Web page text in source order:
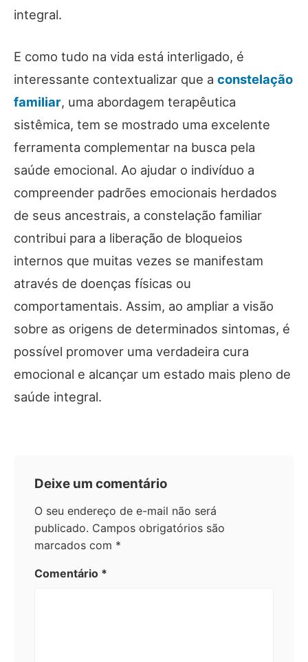
integral.
E como tudo na vida está interligado, é
interessante contextualizar que a constelação
familiar, uma abordagem terapêutica
sistêmica, tem se mostrado uma excelente
ferramenta complementar na busca pela
saúde emocional. Ao ajudar o indivíduo a
compreender padrões emocionais herdados
de seus ancestrais, a constelação familiar
contribui para a liberação de bloqueios
internos que muitas vezes se manifestam
através de doenças físicas ou
comportamentais. Assim, ao ampliar a visão
sobre as origens de determinados sintomas, é
possível promover uma verdadeira cura
emocional e alcançar um estado mais pleno de
saúde integral.
Deixe um comentário
O seu endereço de e-mail não será
publicado. Campos obrigatórios são
marcados com *
Comentário *